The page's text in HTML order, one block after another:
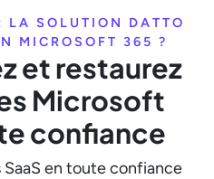
LA SOLUTION DATTO
MICROSOFT 365 ?
et restaurez
Microsoft
confiance
en toute confiance